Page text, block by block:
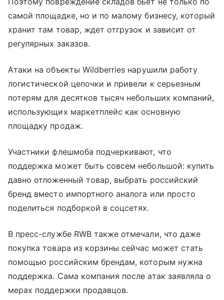
самой площадке, но и по малому бизнесу, который
хранит там товар, ждет отгрузок и зависит от
регулярных заказов.
Атаки на объекты Wildberries нарушили работу
логистической цепочки и привели к серьезным
потерям для десятков тысяч небольших компаний,
использующих маркетплейс как основную
площадку продаж.
Участники флешмоба подчеркивают, что
поддержка может быть совсем небольшой: купить
давно отложенный товар, выбрать российский
бренд вместо импортного аналога или просто
поделиться подборкой в соцсетях.
В пресс-службе RWB также отмечали, что даже
покупка товара из корзины сейчас может стать
помощью российским брендам, которым нужна
поддержка. Сама компания после атак заявляла о
мерах поддержки продавцов.